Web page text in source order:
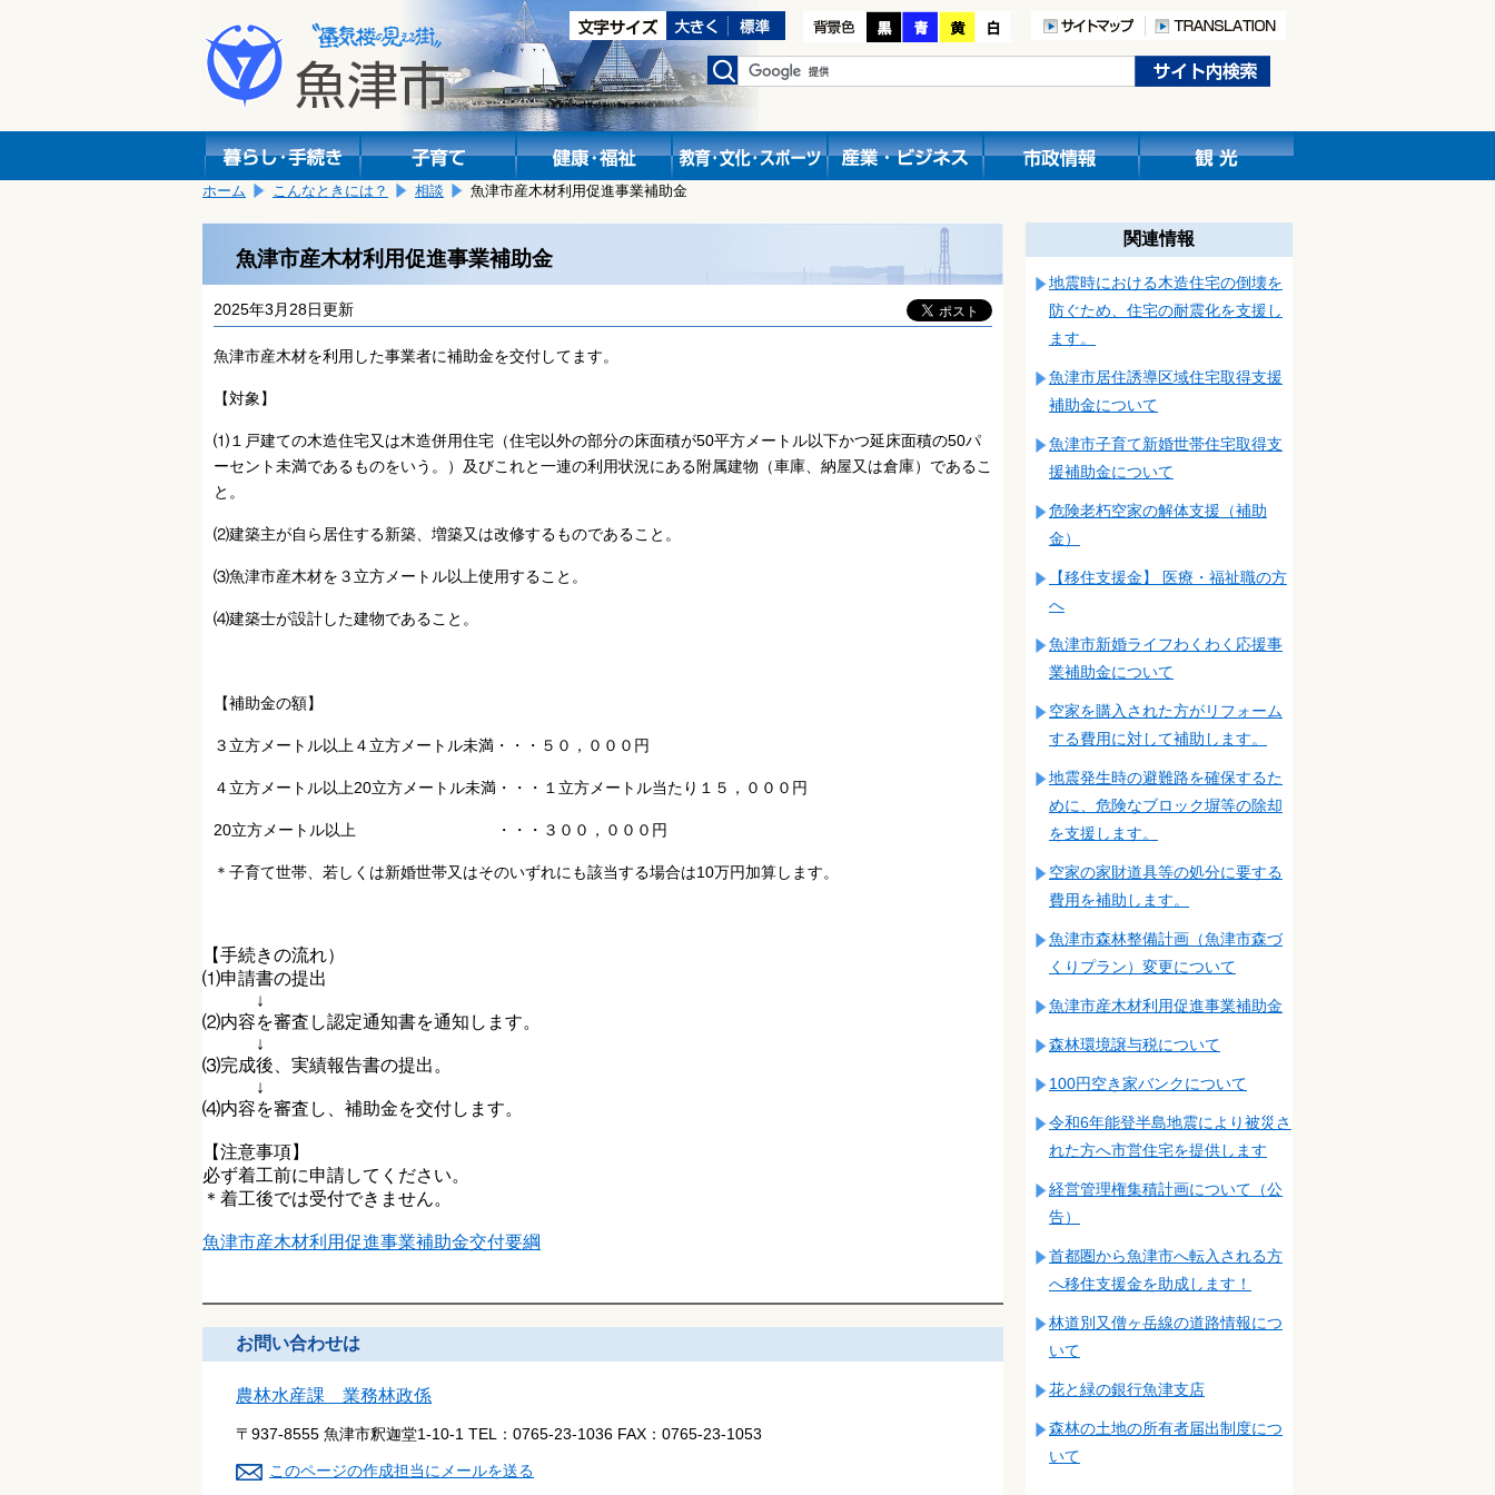
し
ホーム こんなときには？ 相談 魚津市産木材利用促進事業補助金
魚津市産木材利用促進事業補助金
2025年3月28日更新
魚津市産木材を利用した事業者に補助金を交付してます。
【対象】
⑴１戸建ての木造住宅又は木造併用住宅（住宅以外の部分の床面積が50平方メートル以下かつ延床面積の50パ
ーセント未満であるものをいう。）及びこれと一連の利用状況にある附属建物（車庫、納屋又は倉庫）であるこ
と。
⑵建築主が自ら居住する新築、増築又は改修するものであること。
⑶魚津市産木材を３立方メートル以上使用すること。
⑷建築士が設計した建物であること。
【補助金の額】
３立方メートル以上４立方メートル未満・・・５０，０００円
４立方メートル以上20立方メートル未満・・・１立方メートル当たり１５，０００円
20立方メートル以上 ・・・３００，０００円
＊子育て世帯、若しくは新婚世帯又はそのいずれにも該当する場合は10万円加算します。
【手続きの流れ）
⑴申請書の提出
↓
⑵内容を審査し認定通知書を通知します。
↓
⑶完成後、実績報告書の提出。
↓
⑷内容を審査し、補助金を交付します。
【注意事項】
必ず着工前に申請してください。
＊着工後では受付できません。
魚津市産木材利用促進事業補助金交付要綱
お問い合わせは
農林水産課 業務林政係
〒937-8555 魚津市釈迦堂1-10-1 TEL： 0765-23-1036 FAX： 0765-23-1053
このページの作成担当にメールを送る
関連情報
地震時における木造住宅の倒壊を
防ぐため、住宅の耐震化を支援し
ます。
魚津市居住誘導区域住宅取得支援
補助金について
魚津市子育て新婚世帯住宅取得支
援補助金について
危険老朽空家の解体支援（補助
金）
【移住支援金】 医療・福祉職の方
へ
魚津市新婚ライフわくわく応援事
業補助金について
空家を購入された方がリフォーム
する費用に対して補助します。
地震発生時の避難路を確保するた
めに、危険なブロック塀等の除却
を支援します。
空家の家財道具等の処分に要する
費用を補助します。
魚津市森林整備計画（魚津市森づ
くりプラン）変更について
魚津市産木材利用促進事業補助金
森林環境譲与税について
100円空き家バンクについて
令和6年能登半島地震により被災さ
れた方へ市営住宅を提供します
経営管理権集積計画について（公
告）
首都圏から魚津市へ転入される方
へ移住支援金を助成します！
林道別又僧ヶ岳線の道路情報につ
いて
花と緑の銀行魚津支店
森林の土地の所有者届出制度につ
いて